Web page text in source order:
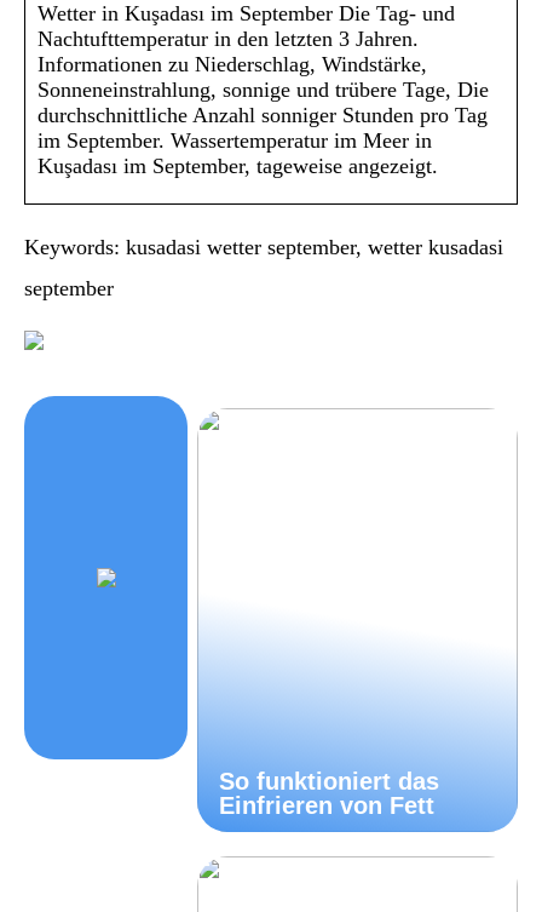
Wetter in Kuşadası im September Die Tag- und
Nachtufttemperatur in den letzten 3 Jahren.
Informationen zu Niederschlag, Windstärke,
Sonneneinstrahlung, sonnige und trübere Tage, Die
durchschnittliche Anzahl sonniger Stunden pro Tag
im September. Wassertemperatur im Meer in
Kuşadası im September, tageweise angezeigt.
Keywords: kusadasi wetter september, wetter kusadasi
september
So funktioniert das
Einfrieren von Fett